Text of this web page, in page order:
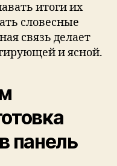
итоги их
словесные
связь делает
и ясной.
панель